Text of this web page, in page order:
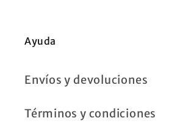
Ayuda
Envíos y devoluciones
Términos y condiciones